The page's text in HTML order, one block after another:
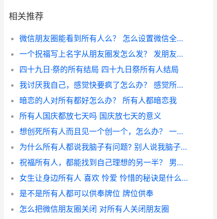
相关推荐
微信朋友圈能看到所有人么？ 怎么设置微信全部被看见
一个拀福写上名字从朋友圈发怎么发？ 发朋友圈如何称呼所有人
四十九日·祭的所有结局 四十九日祭所有人结局
我讨厌我自己，感觉快要疯了怎么办？ 感觉所有人都讨厌我
暗恋的人对所有都好怎么办？ 所有人都暗恋我
所有人国庆都放七天吗 国庆放七天的意义
想创死所有人而且见一个创一个，怎么办？ 一个人真正死去三个阶段
为什么所有人都说我脑子有问题? 别人说我脑子有病怎么办
祝福所有人，都能找到自己理想的另一半？ 男生理想的另一半标准
女生让身边所有人 喜欢 怜爱 怜惜的秘诀是什么？ 女生如何示弱和撒娇
是不是所有人都可以供奉牌位 牌位供奉
怎么把微信朋友圈关闭 对所有人关闭朋友圈